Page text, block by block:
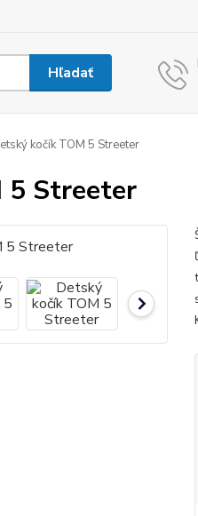
Hľadať
kočík TOM 5 Streeter
5 Streeter